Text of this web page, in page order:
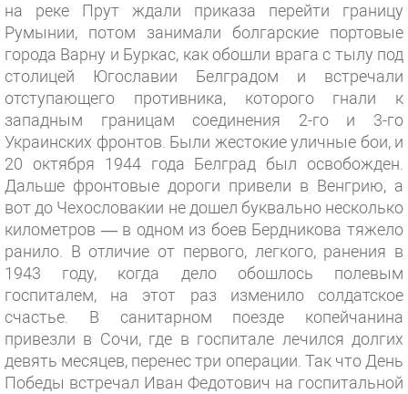
на реке Прут ждали приказа перейти границу
Румынии, потом занимали болгарские портовые
города Варну и Буркас, как обошли врага с тылу под
столицей Югославии Белградом и встречали
отступающего противника, которого гнали к
западным границам соединения 2-го и 3-го
Украинских фронтов. Были жестокие уличные бои, и
20 октября 1944 года Белград был освобожден.
Дальше фронтовые дороги привели в Венгрию, а
вот до Чехословакии не дошел буквально несколько
километров — в одном из боев Бердникова тяжело
ранило. В отличие от первого, легкого, ранения в
1943 году, когда дело обошлось полевым
госпиталем, на этот раз изменило солдатское
счастье. В санитарном поезде копейчанина
привезли в Сочи, где в госпитале лечился долгих
девять месяцев, перенес три операции. Так что День
Победы встречал Иван Федотович на госпитальной